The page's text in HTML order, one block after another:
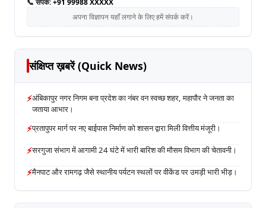
अपना विज्ञापन यहाँ लगाने के लिए हमें संपर्क करें।
संक्षिप्त ख़बरें (Quick News)
⚡अंबिकापुर नगर निगम बना प्रदेश का नंबर वन स्वच्छ शहर, महापौर ने जनता का
जताया आभार।
⚡प्रतापुपर मार्ग पर नए बाईपास निर्माण को शासन द्वारा मिली वित्तीय मंजूरी।
⚡सरगुजा संभाग में आगामी 24 घंटे में भारी बारिश की मौसम विभाग की चेतावनी।
⚡मैनपाट और रामगढ़ जैसे स्थानीय पर्यटन स्थलों पर वीकेंड पर उमड़ी भारी भीड़।